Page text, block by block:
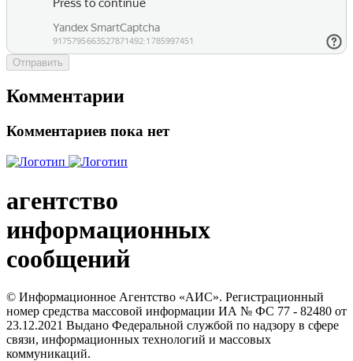
Отправить
Комментарии
Комментариев пока нет
агентство
информационных
сообщений
© Информационное Агентство «АИС». Регистрационный
номер средства массовой информации ИА № ФС 77 - 82480 от
23.12.2021 Выдано Федеральной службой по надзору в сфере
связи, информационных технологий и массовых
коммуникаций.